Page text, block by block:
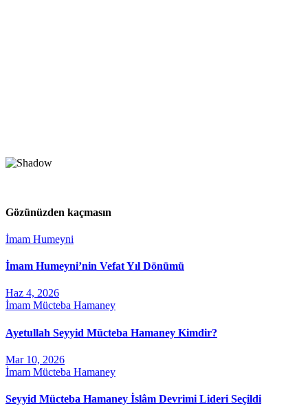
Gözünüzden kaçmasın
İmam Humeyni
İmam Humeyni’nin Vefat Yıl Dönümü
Haz 4, 2026
İmam Mücteba Hamaney
Ayetullah Seyyid Mücteba Hamaney Kimdir?
Mar 10, 2026
İmam Mücteba Hamaney
Seyyid Mücteba Hamaney İslâm Devrimi Lideri Seçildi